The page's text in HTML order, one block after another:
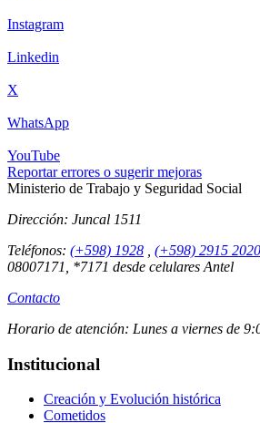
Instagram
Linkedin
X
WhatsApp
YouTube
Reportar errores o sugerir mejoras
Ministerio de Trabajo y Seguridad Social
Dirección: Juncal 1511
Teléfonos: (+598) 1928 (+598) 2915 2020
08007171, *7171 desde celulares Antel
Contacto
Horario de atención: Lunes a viernes de
Institucional
Creación y Evolución histórica
Cometidos